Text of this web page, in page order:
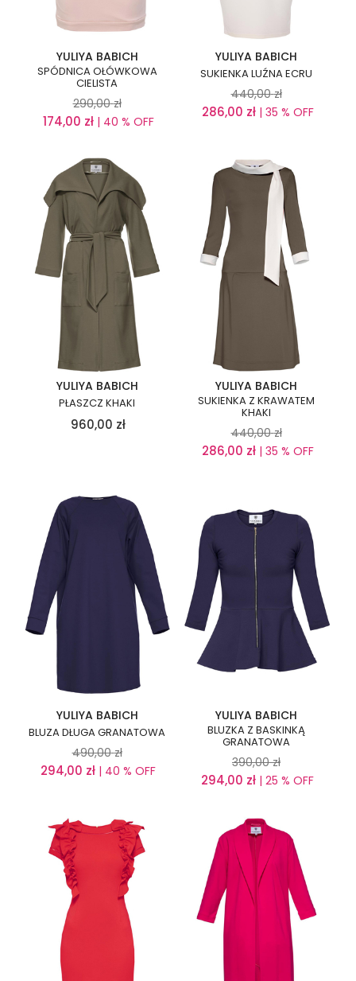
YULIYA BABICH
SPÓDNICA OŁÓWKOWA
CIELISTA
290,00 zł
174,00 zł| 40 % OFF
YULIYA BABICH
SUKIENKA LUŹNA ECRU
440,00 zł
286,00 zł| 35 % OFF
YULIYA BABICH
PŁASZCZ KHAKI
960,00 zł
YULIYA BABICH
SUKIENKA Z KRAWATEM
KHAKI
440,00 zł
286,00 zł| 35 % OFF
YULIYA BABICH
BLUZA DŁUGA GRANATOWA
490,00 zł
294,00 zł | 40 % OFF
YULIYA BABICH
BLUZKA Z BASKINKĄ
GRANATOWA
390,00 zł
294,00 zł | 25 % OFF